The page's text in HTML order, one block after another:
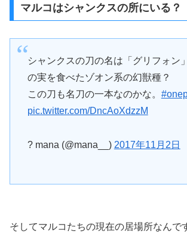
マルコはシャンクスの所にいる？
シャンクスの刀の名は「グリフォン
の実を食べたゾオン系の幻獣種？
この刀も名刀の一本なのかな。
pic.twitter.com/DncAoXdzzM
? mana (@mana__) 2017年11月2日
そしてマルコたちの現在の居場所なんで